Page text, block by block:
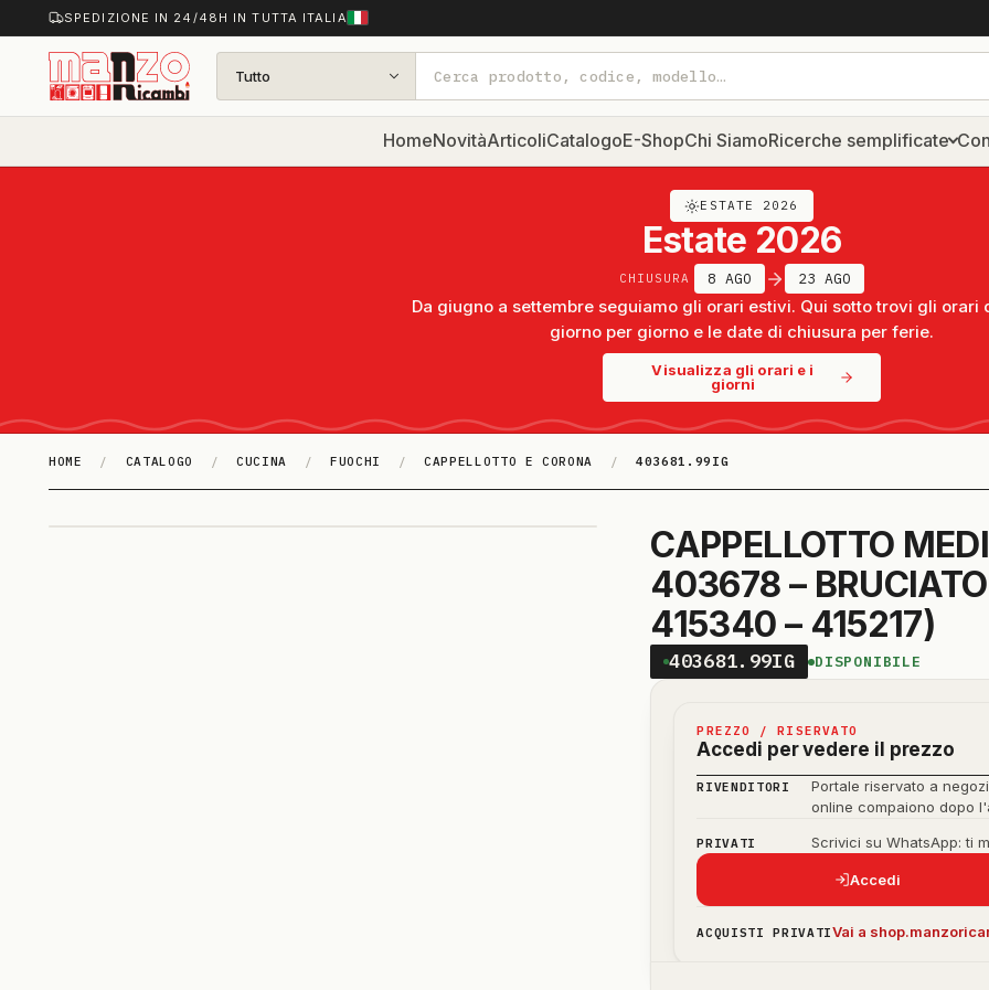
SPEDIZIONE IN 24/48H IN TUTTA ITALIA
Tutto
HomeNovitàArticoliCatalogoE-ShopChi SiamoRicerche semplificate
ESTATE 2026
Estate 2026
CHIUSURA 8 AGO 23 AGO
Da giugno a settembre seguiamo gli orari estivi. Qui sotto trovi gli orari
giorno per giorno e le date di chiusura per ferie.
Visualizza gli orari e i
giorni
HOME / CATALOGO / CUCINA / FUOCHI / CAPPELLOTTO E CORONA / 403681.99IG
CAPPELLOTTO
403678 –
415340 – 415217)
403681.99IG DISPONIBILE
PREZZO / RISERVATO
Accedi per vedere il prezzo
RIVENDITORI
Portale riservato a
online compaiono dopo
PRIVATI Scrivici su WhatsApp: ti
Accedi
ACQUISTI PRIVATIVai a